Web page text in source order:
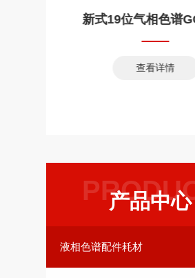
查看详情
产品中心
液相色谱配件耗材